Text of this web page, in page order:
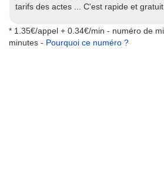
tarifs des actes ... C'est rapide et
* 1.35€/appel + 0.34€/min - numéro de
minutes - Pourquoi ce numéro ?